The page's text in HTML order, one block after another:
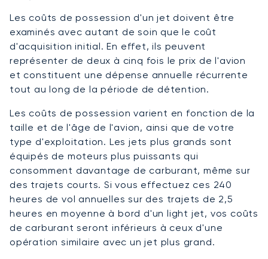
Les coûts de possession d'un jet doivent être
examinés avec autant de soin que le coût
d'acquisition initial. En effet, ils peuvent
représenter de deux à cinq fois le prix de l'avion
et constituent une dépense annuelle récurrente
tout au long de la période de détention.
Les coûts de possession varient en fonction de la
taille et de l'âge de l'avion, ainsi que de votre
type d'exploitation. Les jets plus grands sont
équipés de moteurs plus puissants qui
consomment davantage de carburant, même sur
des trajets courts. Si vous effectuez ces 240
heures de vol annuelles sur des trajets de 2,5
heures en moyenne à bord d'un light jet, vos coûts
de carburant seront inférieurs à ceux d'une
opération similaire avec un jet plus grand.